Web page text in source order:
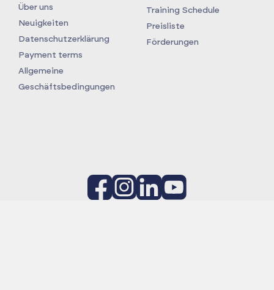
Über uns
Neuigkeiten
Datenschutzerklärung
Payment terms
Allgemeine
Geschäftsbedingungen
Training Schedule
Preisliste
Förderungen